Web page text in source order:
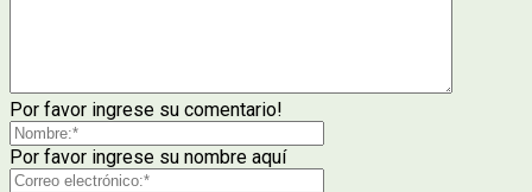
Por favor ingrese su comentario!
Por favor ingrese su nombre aquí